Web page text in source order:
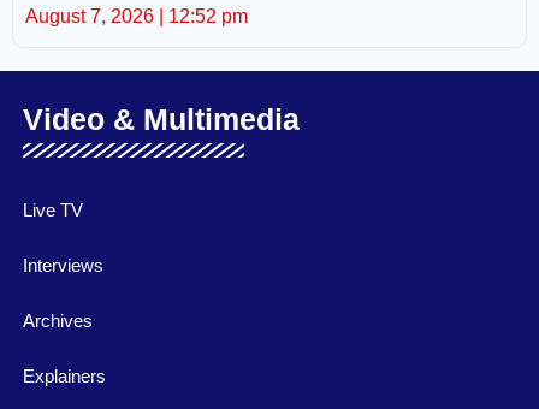
August 7, 2026 12:52 pm
Video & Multimedia
Live TV
Interviews
Archives
Explainers